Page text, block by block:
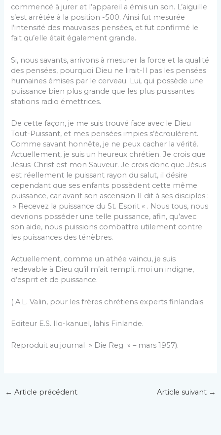
commencé à jurer et l’appareil a émis un son. L’aiguille
s’est arrêtée à la position -500. Ainsi fut mesurée
l’intensité des mauvaises pensées, et fut confirmé le
fait qu’elle était également grande.
Si, nous savants, arrivons à mesurer la force et la qualité
des pensées, pourquoi Dieu ne lirait-Il pas les pensées
humaines émises par le cerveau. Lui, qui possède une
puissance bien plus grande que les plus puissantes
stations radio émettrices.
De cette façon, je me suis trouvé face avec le Dieu
Tout-Puissant, et mes pensées impies s’écroulèrent.
Comme savant honnête, je ne peux cacher la vérité.
Actuellement, je suis un heureux chrétien. Je crois que
Jésus-Christ est mon Sauveur. Je crois donc que Jésus
est réellement le puissant rayon du salut, il désire
cependant que ses enfants possèdent cette même
puissance, car avant son ascension II dit à ses disciples :
» Recevez la puissance du St. Esprit « . Nous tous, nous
devrions posséder une telle puissance, afin, qu’avec
son aide, nous puissions combattre utilement contre
les puissances des ténèbres.
Actuellement, comme un athée vaincu, je suis
redevable à Dieu qu’il m’ait rempli, moi un indigne,
d’esprit et de puissance.
( A.L. Valin, pour les frères chrétiens experts finlandais.
Editeur E.S. Ilo-kanuel, lahis Finlande.
Reproduit au journal » Die Reg » – mars 1957).
← Article précédent Article suivant →